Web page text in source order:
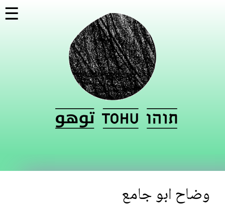
الرئيسي
☰
وضاح ابو جامع